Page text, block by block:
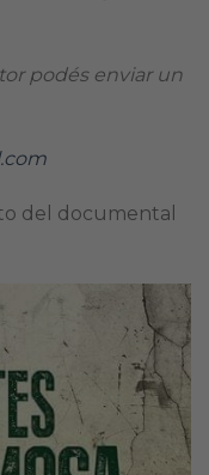
podés enviar un
del documental